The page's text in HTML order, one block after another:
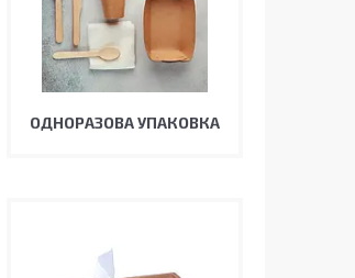
ОДНОРАЗОВА УПАКОВКА